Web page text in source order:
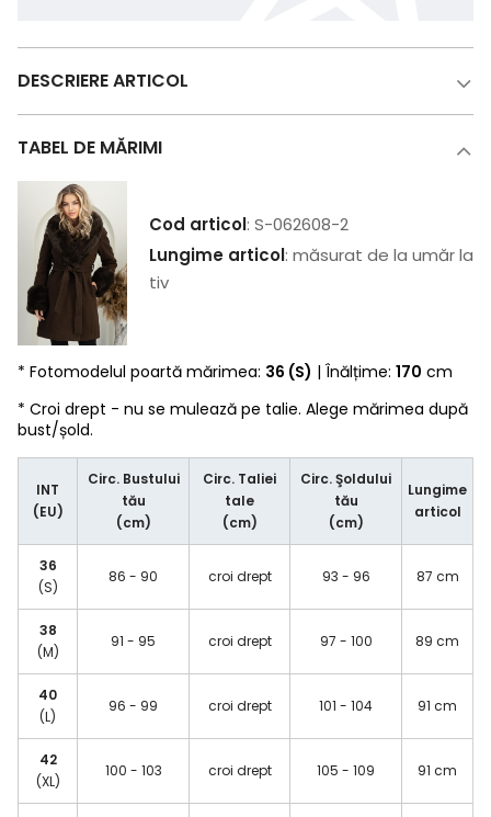
DESCRIERE ARTICOL
TABEL DE MĂRIMI
Cod articol: S-062608-2
Lungime articol: măsurat de la umăr la
tiv
* Fotomodelul poartă mărimea: 36 (S) | Înălțime: 170 cm
* Croi drept - nu se mulează pe talie. Alege mărimea după
bust/șold.
INT
(EU)
Circ. Bustului
tău
(cm)
Circ. Taliei
tale
(cm)
Circ. Şoldului
tău
(cm)
Lungime
articol
36
(S)
86 - 90 croi drept 93 - 96 87 cm
38
(M)
91 - 95 croi drept 97 - 100 89 cm
40
(L)
96 - 99 croi drept 101 - 104 91 cm
42
(XL)
100 - 103 croi drept 105 - 109 91 cm